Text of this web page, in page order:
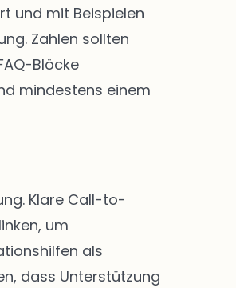
und mit Beispielen
Zahlen sollten
Blöcke
mindestens einem
Klare Call-to-
um
als
dass Unterstützung